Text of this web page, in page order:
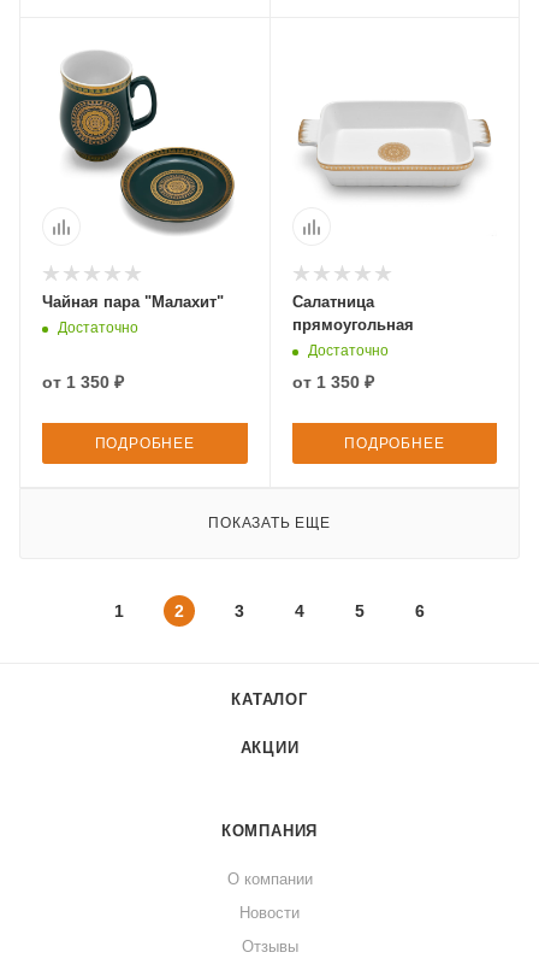
Чайная пара "Малахит"
Достаточно
от 1 350 ₽
ПОДРОБНЕЕ
Салатница
прямоугольная
Достаточно
от 1 350 ₽
ПОДРОБНЕЕ
ПОКАЗАТЬ ЕЩЕ
1 2 3 4 5 6
КАТАЛОГ
АКЦИИ
КОМПАНИЯ
О компании
Новости
Отзывы